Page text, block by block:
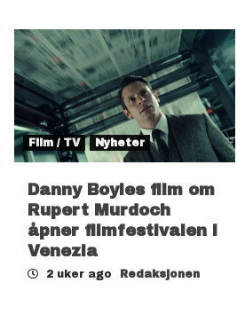
Film / TV Nyheter
Danny Boyles film om
Rupert Murdoch
åpner filmfestivalen i
Venezia
2 uker ago Redaksjonen